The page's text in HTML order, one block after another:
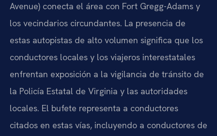
Avenue) conecta el área con Fort Gregg-Adams y
los vecindarios circundantes. La presencia de
estas autopistas de alto volumen significa que los
conductores locales y los viajeros interestatales
enfrentan exposición a la vigilancia de tránsito de
la Policía Estatal de Virginia y las autoridades
locales. El bufete representa a conductores
citados en estas vías, incluyendo a conductores de